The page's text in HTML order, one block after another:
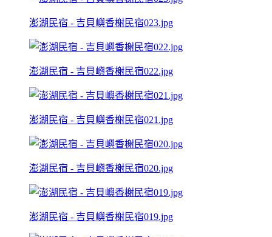
澎湖民宿 - 吉貝嶼香榭民宿023.jpg
澎湖民宿 - 吉貝嶼香榭民宿022.jpg
澎湖民宿 - 吉貝嶼香榭民宿021.jpg
澎湖民宿 - 吉貝嶼香榭民宿020.jpg
澎湖民宿 - 吉貝嶼香榭民宿019.jpg